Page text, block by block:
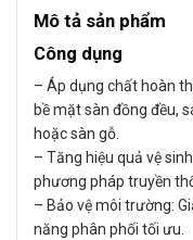
Mô tả sản phẩm
Công dụng
– Áp dụng chất hoàn
bề mặt sàn đồng đều,
hoặc sàn gỗ.
– Tăng hiệu quả vệ
phương pháp truyền
– Bảo vệ môi trường:
năng phân phối tối ưu.